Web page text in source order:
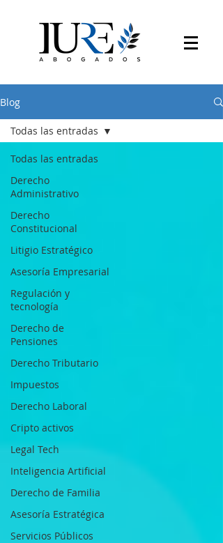
Blog
Todas las entradas
Derecho
Administrativo
Derecho
Constitucional
Litigio Estratégico
Asesoría Empresarial
Regulación y
tecnología
Derecho de
Pensiones
Derecho Tributario
Impuestos
Derecho Laboral
Cripto activos
Legal Tech
Inteligencia Artificial
Derecho de Familia
Asesoría Estratégica
Servicios Públicos
Todas las entradas